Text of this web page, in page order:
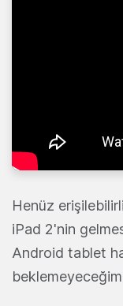
Henüz
iPad 2'nin
Android tablet